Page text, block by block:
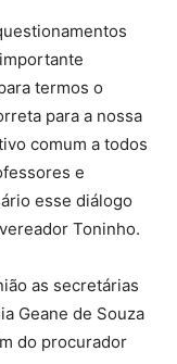
termos o
para a nossa
comum a todos
e
esse diálogo
Toninho.
as secretárias
Geane de Souza
do procurador